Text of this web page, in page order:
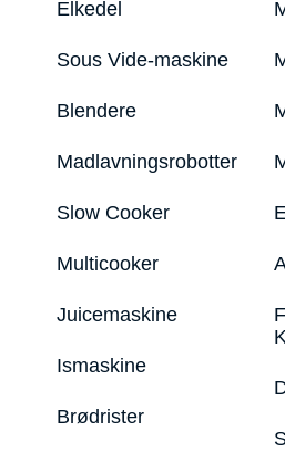
Elkedel
Sous Vide-maskine
Blendere
Madlavningsrobotter
Slow Cooker
Multicooker
Juicemaskine
Ismaskine
Brødrister